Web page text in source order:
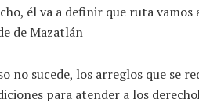
él va a definir que ruta
de Mazatlán
no sucede, los arreglos que se
para atender a los